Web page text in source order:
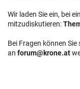
Wir laden Sie ein, bei
mitzudiskutieren:
Bei Fragen können
an forum@krone.at